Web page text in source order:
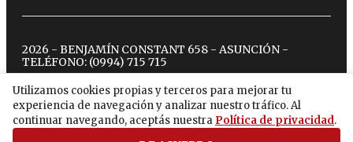
Utilizamos cookies propias y terceros para mejorar tu
experiencia de navegación y analizar nuestro tráfico. Al
continuar navegando, aceptás nuestra Política de privacidad.
2026 - BENJAMÍN CONSTANT 658 - ASUNCIÓN -
TELÉFONO: (0994) 715 715
twitterinstagram
facebook
tiktokyoutubespotify